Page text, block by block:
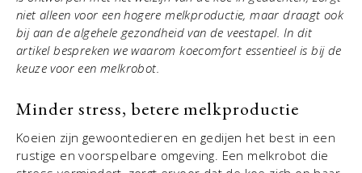
niet alleen voor een hogere melkproductie, maar draagt ook
bij aan de algehele gezondheid van de veestapel. In dit
artikel bespreken we waarom koecomfort essentieel is bij de
keuze voor een melkrobot.
Minder stress, betere melkproductie
Koeien zijn gewoontedieren en gedijen het best in een
rustige en voorspelbare omgeving. Een melkrobot die